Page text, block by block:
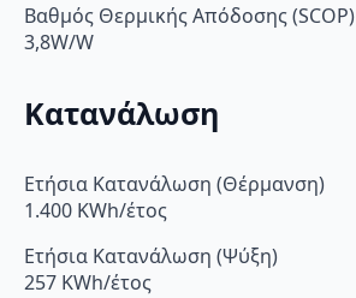
Βαθμός Θερμικής Απόδοσης (SCOP)
3,8W/W
Κατανάλωση
Ετήσια Κατανάλωση (Θέρμανση)
1.400 KWh/έτος
Ετήσια Κατανάλωση (Ψύξη)
257 KWh/έτος